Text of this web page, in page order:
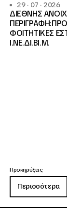
29 · 07 · 2026
ΔΙΕΘΝΗΣ
ΦΟΙΤΗΤΙΚΕΣ
Ι.ΝΕ.ΔΙ.ΒΙ.Μ.
Προκηρύξεις
Περισσότερα